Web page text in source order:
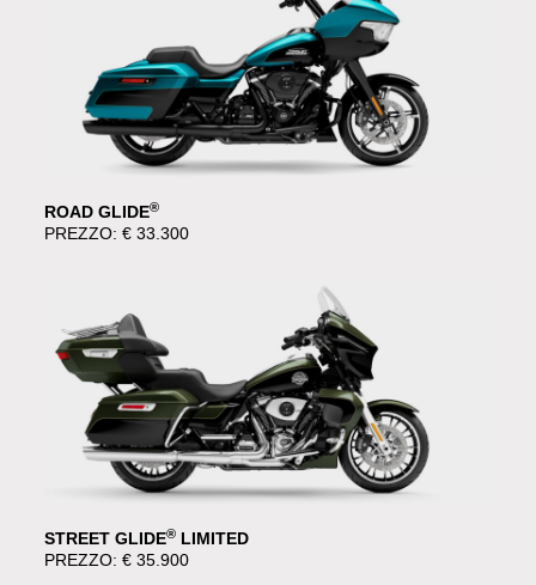
ROAD GLIDE®
PREZZO: € 33.300
STREET GLIDE® LIMITED
PREZZO: € 35.900